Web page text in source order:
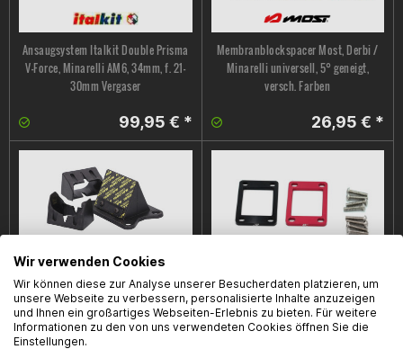
Ansaugsystem Italkit Double Prisma
V-Force, Minarelli AM6, 34mm, f. 21-
30mm Vergaser
99,95 € *
Membranblockspacer Most, Derbi /
Minarelli universell, 5° geneigt,
versch. Farben
26,95 € *
Membranblock Malossi VL 18, Derbi
EBE/EBS/D50B0, Minarelli AM6
Membranblockspacer Doppler, Derbi
/ Minarelli universell, 5mm
Wir verwenden Cookies
Wir können diese zur Analyse unserer Besucherdaten platzieren, um
unsere Webseite zu verbessern, personalisierte Inhalte anzuzeigen
und Ihnen ein großartiges Webseiten-Erlebnis zu bieten. Für weitere
Informationen zu den von uns verwendeten Cookies öffnen Sie die
Einstellungen.